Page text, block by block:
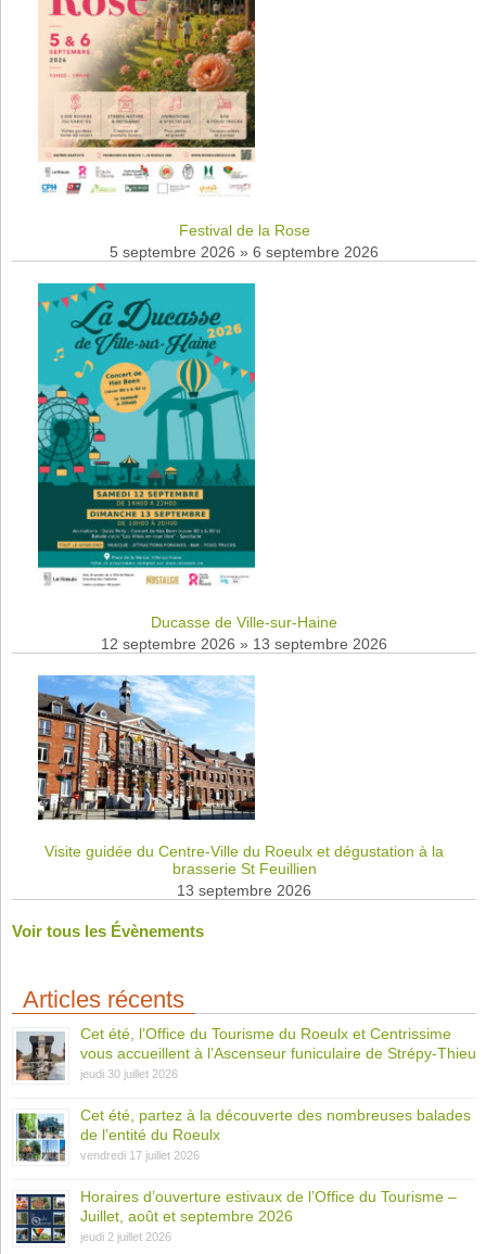
Festival de la Rose
5 septembre 2026 » 6 septembre 2026
Ducasse de Ville-sur-Haine
12 septembre 2026 » 13 septembre 2026
Visite guidée du Centre-Ville du Roeulx et dégustation à la
brasserie St Feuillien
13 septembre 2026
Voir tous les Évènements
Articles récents
Cet été, l’Office du Tourisme du Roeulx et Centrissime
vous accueillent à l’Ascenseur funiculaire de Strépy-Thieu
jeudi 30 juillet 2026
Cet été, partez à la découverte des nombreuses balades
de l’entité du Roeulx
vendredi 17 juillet 2026
Horaires d’ouverture estivaux de l’Office du Tourisme –
Juillet, août et septembre 2026
jeudi 2 juillet 2026